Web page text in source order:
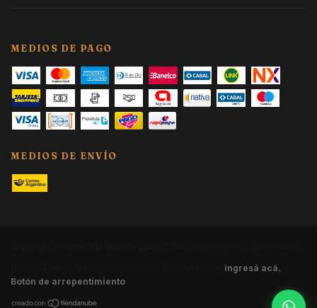
MEDIOS DE PAGO
MEDIOS DE ENVÍO
ingresá acá.
Botón de arrepentimiento